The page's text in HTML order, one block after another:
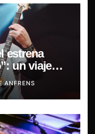
estrena
un viaje
la memoria.
ANFRENS